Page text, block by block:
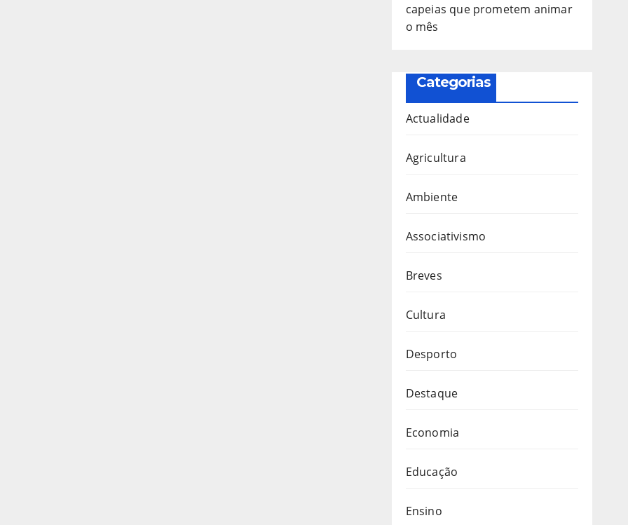
capeias que prometem animar
o mês
Categorias
Actualidade
Agricultura
Ambiente
Associativismo
Breves
Cultura
Desporto
Destaque
Economia
Educação
Ensino